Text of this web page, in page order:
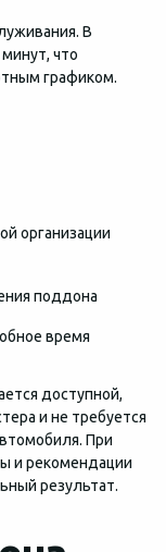
В
что
графиком.
организации
поддона
время
доступной,
и не требуется
При
и рекомендации
результат.